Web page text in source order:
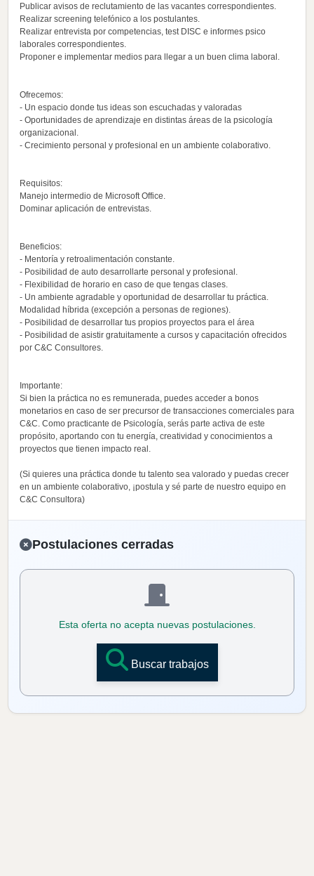
Publicar avisos de reclutamiento de las vacantes correspondientes.
Realizar screening telefónico a los postulantes.
Realizar entrevista por competencias, test DISC e informes psico
laborales correspondientes.
Proponer e implementar medios para llegar a un buen clima laboral.
Ofrecemos:
- Un espacio donde tus ideas son escuchadas y valoradas
- Oportunidades de aprendizaje en distintas áreas de la psicología
organizacional.
- Crecimiento personal y profesional en un ambiente colaborativo.
Requisitos:
Manejo intermedio de Microsoft Office.
Dominar aplicación de entrevistas.
Beneficios:
- Mentoría y retroalimentación constante.
- Posibilidad de auto desarrollarte personal y profesional.
- Flexibilidad de horario en caso de que tengas clases.
- Un ambiente agradable y oportunidad de desarrollar tu práctica.
Modalidad híbrida (excepción a personas de regiones).
- Posibilidad de desarrollar tus propios proyectos para el área
- Posibilidad de asistir gratuitamente a cursos y capacitación ofrecidos
por C&C Consultores.
Importante:
Si bien la práctica no es remunerada, puedes acceder a bonos
monetarios en caso de ser precursor de transacciones comerciales para
C&C. Como practicante de Psicología, serás parte activa de este
propósito, aportando con tu energía, creatividad y conocimientos a
proyectos que tienen impacto real.
(Si quieres una práctica donde tu talento sea valorado y puedas crecer
en un ambiente colaborativo, ¡postula y sé parte de nuestro equipo en
C&C Consultora)
Postulaciones cerradas
Esta oferta no acepta nuevas postulaciones.
Buscar trabajos